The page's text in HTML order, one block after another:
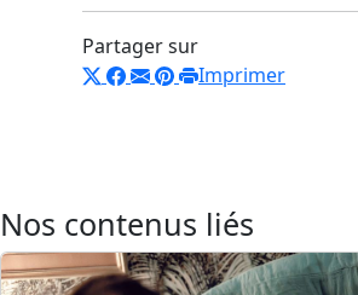
Partager sur
Imprimer
Nos contenus liés